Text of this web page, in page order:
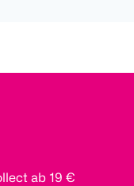
ab 19 €